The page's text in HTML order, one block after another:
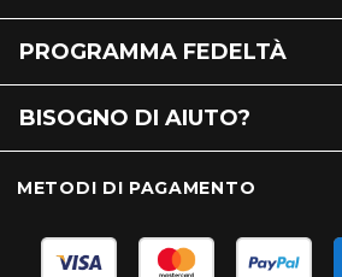
PROGRAMMA FEDELTÀ
BISOGNO DI AIUTO?
METODI DI PAGAMENTO